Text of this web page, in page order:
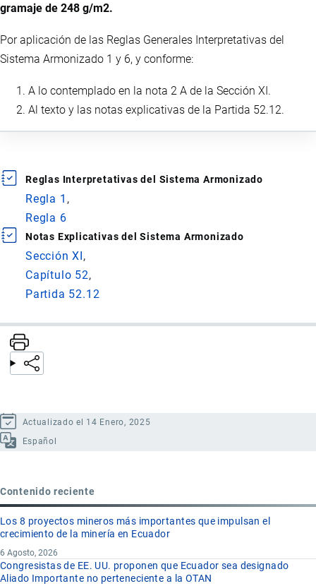
gramaje de 248 g/m2.
Por aplicación de las Reglas Generales Interpretativas del
Sistema Armonizado 1 y 6, y conforme:
A lo contemplado en la nota 2 A de la Sección XI.
Al texto y las notas explicativas de la Partida 52.12.
Reglas Interpretativas del Sistema Armonizado
Regla 1
Regla 6
Notas Explicativas del Sistema Armonizado
Sección XI
Capítulo 52
Partida 52.12
Actualizado el 14 Enero, 2025
Español
Contenido reciente
Los 8 proyectos mineros más importantes que impulsan el
crecimiento de la minería en Ecuador
6 Agosto, 2026
Congresistas de EE. UU. proponen que Ecuador sea designado
Aliado Importante no perteneciente a la OTAN